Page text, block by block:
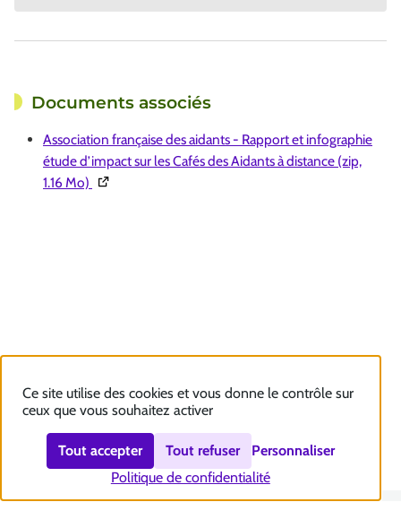
Documents associés
Association française des aidants - Rapport et infographie
étude d’impact sur les Cafés des Aidants à distance (zip,
1.16 Mo) (Ouverture dans une nouvelle fenêtre)
Ce site utilise des cookies et vous donne le contrôle sur
ceux que vous souhaitez activer
Tout accepter Tout refuser
Personnaliser
Politique de confidentialité